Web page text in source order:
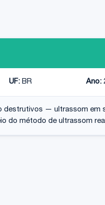
UF: BR Ano:
destrutivos — ultrassom em
do método de ultrassom